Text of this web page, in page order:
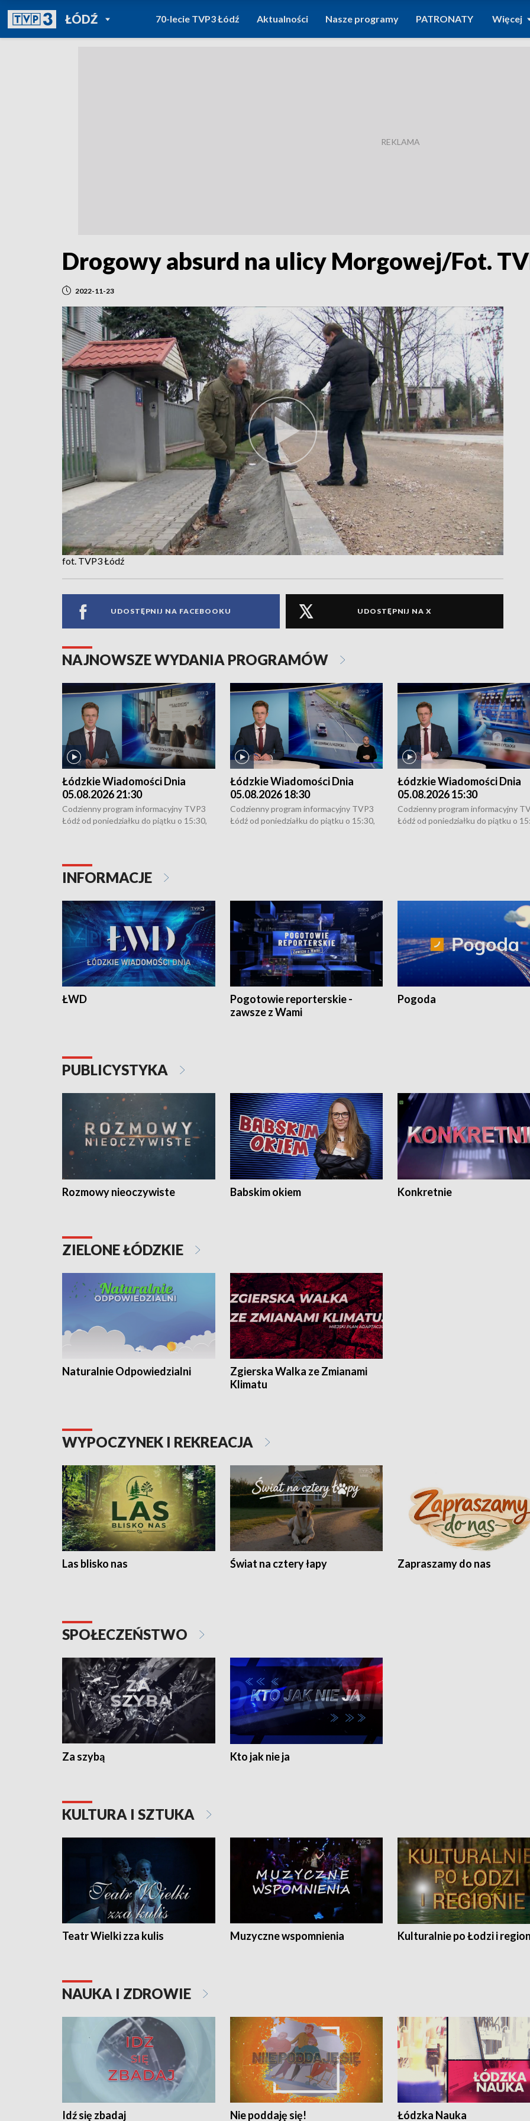
ŁÓDŹPOWRÓT DO
TVP REGIONY
70-lecie TVP3 Łódź Aktualności Nasze programy PATRONATY Więcej
Drogowy absurd na ulicy Morgowej/Fot.
2022-11-23
fot. TVP3 Łódź
UDOSTĘPNIJ NA FACEBOOKU UDOSTĘPNIJ NA X
NAJNOWSZE WYDANIA PROGRAMÓW
Łódzkie Wiadomości Dnia
05.08.2026 21:30
Codzienny program informacyjny TVP3
Łódź od poniedziałku do piątku o 15:30,
Łódzkie Wiadomości Dnia
05.08.2026 18:30
Codzienny program informacyjny TVP3
Łódź od poniedziałku do piątku o 15:30,
Łódzkie Wiadomości Dnia
05.08.2026 15:30
Codzienny program informacyjny
Łódź od poniedziałku do piątku o
INFORMACJE
ŁWD
Pogotowie reporterskie -
zawsze z Wami
Pogoda
PUBLICYSTYKA
Rozmowy nieoczywiste Babskim okiem Konkretnie
ZIELONE ŁÓDZKIE
Naturalnie Odpowiedzialni
Zgierska Walka ze Zmianami
Klimatu
WYPOCZYNEK I REKREACJA
Las blisko nas Świat na cztery łapy Zapraszamy do nas
SPOŁECZEŃSTWO
Za szybą Kto jak nie ja
KULTURA I SZTUKA
Teatr Wielki zza kulis Muzyczne wspomnienia Kulturalnie po Łodzi i
NAUKA I ZDROWIE
Idź się zbadaj Nie poddaję się! Łódzka Nauka